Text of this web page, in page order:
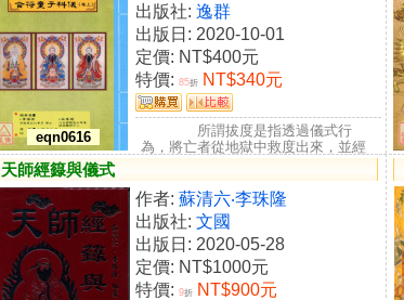
eqn0616
出版社: 逸群
出版日: 2020-10-01
定價: NT$400元
特價: 85折 NT$340元
所謂拔度是指透過儀式行
為，將亡者從地獄中救度出來，並經
由一定程序，讓亡者昇入彼界的儀
禮...
天師經籙與儀式
作者: 蘇清六‧李珠隆
出版社: 文國
出版日: 2020-05-28
定價: NT$1000元
特價: 9折 NT$900元